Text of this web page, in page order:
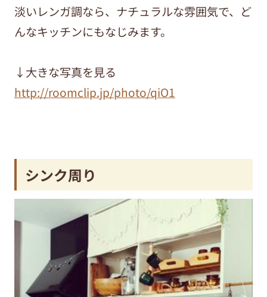
淡いレンガ調なら、ナチュラルな雰囲気で、ど
んなキッチンにもなじみます。
↓大きな写真を見る
http://roomclip.jp/photo/qiO1
シンク周り